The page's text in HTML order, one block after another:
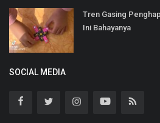
Tren Gasing
Ini Bahayanya
SOCIAL MEDIA